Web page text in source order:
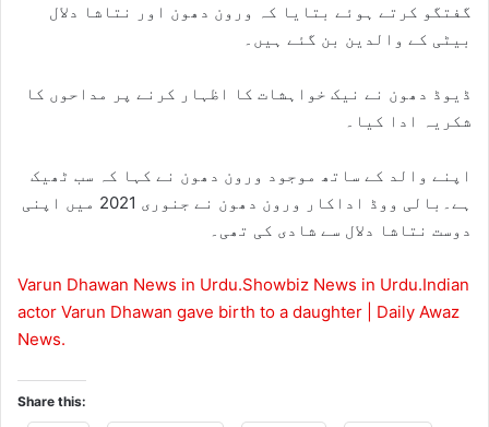
گفتگو کرتے ہوئے بتایا کہ ورون دھون اور نتاشا دلال
بیٹی کے والدین بن گئے ہیں۔
ڈیوڈ دھون نے نیک خواہشات کا اظہار کرنے پر مداحوں کا
شکریہ ادا کیا۔
اپنے والد کے ساتھ موجود ورون دھون نے کہا کہ سب ٹھیک
ہے۔بالی ووڈ اداکار ورون دھون نے جنوری 2021 میں اپنی
دوست نتاشا دلال سے شادی کی تھی۔
Varun Dhawan News in Urdu.Showbiz News in Urdu.Indian
actor Varun Dhawan gave birth to a daughter | Daily Awaz
News.
Share this: